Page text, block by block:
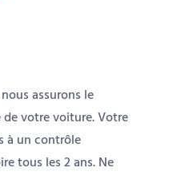
assurons le
votre voiture. Votre
à un contrôle
tous les 2 ans. Ne